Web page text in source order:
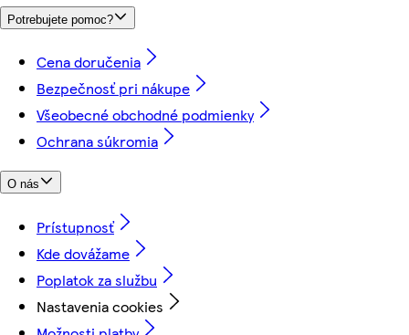
Potrebujete pomoc?
Cena doručenia
Bezpečnosť pri nákupe
Všeobecné obchodné podmienky
Ochrana súkromia
O nás
Prístupnosť
Kde dovážame
Poplatok za službu
Nastavenia cookies